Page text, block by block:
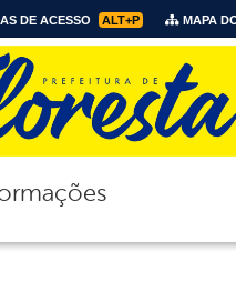
DE ACESSO ALT+P MAPA
navegação